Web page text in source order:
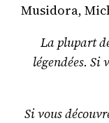
Musidora,
La plupart
légendées. Si
Si vous